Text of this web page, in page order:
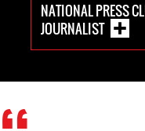
NATIONAL PRESS
JOURNALIST